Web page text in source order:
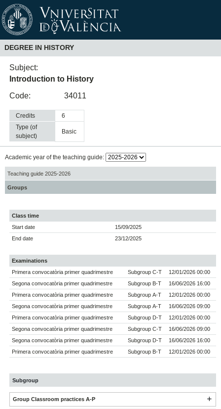
DEGREE IN HISTORY
Subject:
Introduction to History
Code:
34011
Credits
6
Type (of
subject)
basic
Academic year of the teaching guide:
Teaching guide 2025-2026
Groups
Class time
Start date
15/09/2025
End date
23/12/2025
Examinations
Primera convocatòria primer quadrimestre
Subgroup C-T
12/01/2026 00:00
Segona convocatòria primer quadrimestre
Subgroup B-T
16/06/2026 16:00
Primera convocatòria primer quadrimestre
Subgroup A-T
12/01/2026 00:00
Segona convocatòria primer quadrimestre
Subgroup A-T
16/06/2026 09:00
Primera convocatòria primer quadrimestre
Subgroup D-T
12/01/2026 00:00
Segona convocatòria primer quadrimestre
Subgroup C-T
16/06/2026 09:00
Segona convocatòria primer quadrimestre
Subgroup D-T
16/06/2026 16:00
Primera convocatòria primer quadrimestre
Subgroup B-T 12/01/2026 00:00
Subgroup
Group Classroom practices A-P